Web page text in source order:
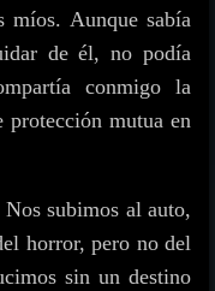
míos. Aunque sabía
de él, no podía
conmigo la
protección mutua en
subimos al auto,
horror, pero no del
sin un destino